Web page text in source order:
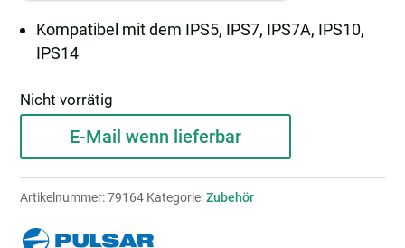
Kompatibel mit dem IPS5, IPS7, IPS7A, IPS10,
IPS14
Nicht vorrätig
E-Mail wenn lieferbar
Artikelnummer:79164 Kategorie:Zubehör